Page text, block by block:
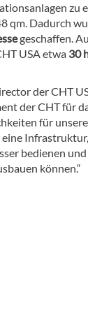
zu
qm. Dadurch
geschaffen.
USA etwa 30
der CHT
der CHT für
für
bedienen
können.“